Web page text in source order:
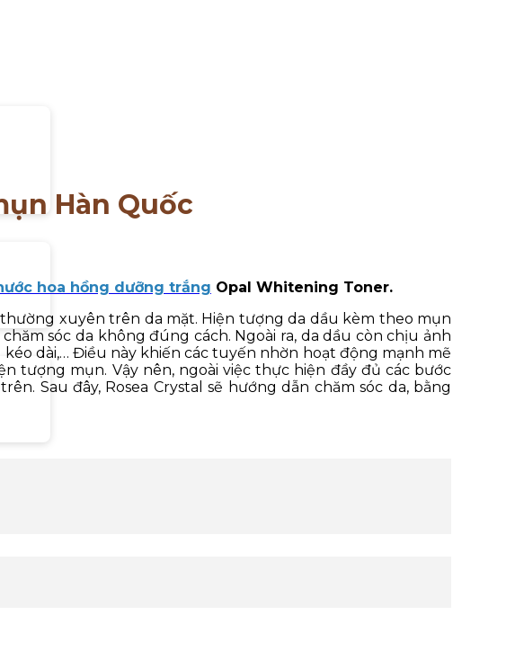
Hàn Quốc
hoa hồng dưỡng trắng Opal Whitening Toner.
xuyên trên da mặt. Hiện tượng da dầu kèm theo mụn
sóc da không đúng cách. Ngoài ra, da dầu còn chịu ảnh
dài,… Điều này khiến các tuyến nhờn hoạt động mạnh mẽ
tượng mụn. Vậy nên, ngoài việc thực hiện đầy đủ các bước
Sau đây, Rosea Crystal sẽ hướng dẫn chăm sóc da, bằng